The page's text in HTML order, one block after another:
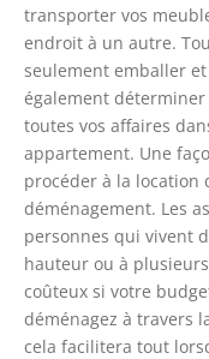
transporter vos
endroit à un autre.
seulement emballer
également
toutes vos affaires
appartement. Une
procéder à la location
déménagement. Les
personnes qui vivent
hauteur ou à
coûteux si votre
déménagez à travers
cela facilitera tout